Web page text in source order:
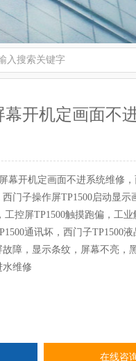
幕开机定画面不
幕开机定画面不进系统维修
门子操作屏TP1500启动显示
工控屏TP1500触摸跑偏，工业
通讯坏，西门子TP1500液
障，显示条纹，屏幕不亮，
水维修
在线咨